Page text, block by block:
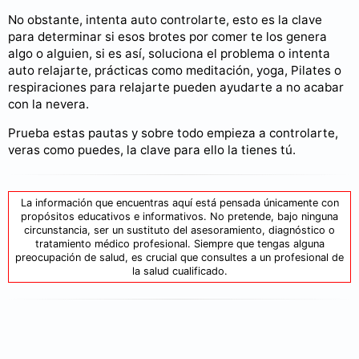
No obstante, intenta auto controlarte, esto es la clave
para determinar si esos brotes por comer te los genera
algo o alguien, si es así, soluciona el problema o intenta
auto relajarte, prácticas como meditación, yoga, Pilates o
respiraciones para relajarte pueden ayudarte a no acabar
con la nevera.
Prueba estas pautas y sobre todo empieza a controlarte,
veras como puedes, la clave para ello la tienes tú.
La información que encuentras aquí está pensada únicamente con
propósitos educativos e informativos. No pretende, bajo ninguna
circunstancia, ser un sustituto del asesoramiento, diagnóstico o
tratamiento médico profesional. Siempre que tengas alguna
preocupación de salud, es crucial que consultes a un profesional de
la salud cualificado.